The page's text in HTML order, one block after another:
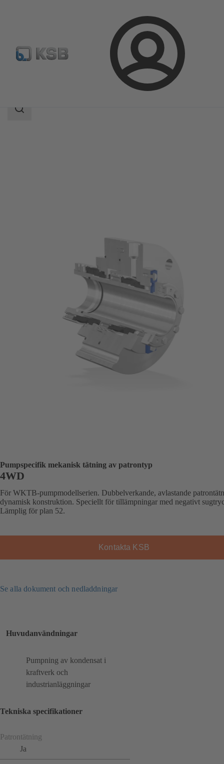
Login
4WD
Sökomfattning
Pumpspecifik mekanisk tätning av patrontyp
4WD
För WKTB-pumpmodellserien. Dubbelverkande, avlastande
dynamisk konstruktion. Speciellt för tillämpningar med negativt
Lämplig för plan 52.
Kontakta KSB
Se alla dokument och nedladdningar
Huvudanvändningar
Pumpning av kondensat i
kraftverk och
industrianläggningar
Tekniska specifikationer
Patrontätning
Ja